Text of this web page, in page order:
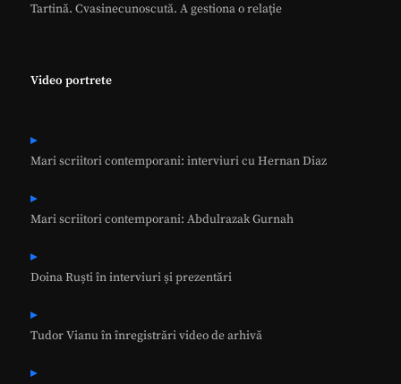
Tartină. Cvasinecunoscută. A gestiona o relaţie
Video portrete
Mari scriitori contemporani: interviuri cu Hernan Diaz
Mari scriitori contemporani: Abdulrazak Gurnah
Doina Ruști în interviuri și prezentări
Tudor Vianu în înregistrări video de arhivă